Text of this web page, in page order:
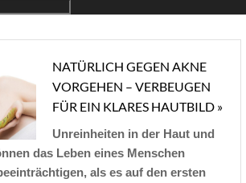
NATÜRLICH GEGEN AKNE
VORGEHEN – VERBEUGEN
FÜR EIN KLARES HAUTBILD »
Unreinheiten in der Haut und
das Leben eines Menschen
als es auf den ersten